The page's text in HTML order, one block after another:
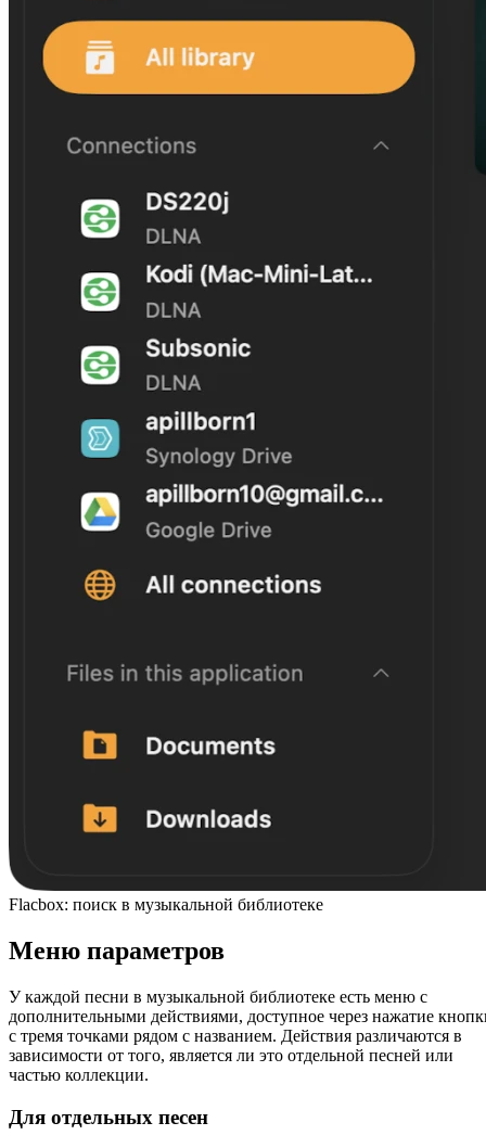
Flacbox: поиск в музыкальной библиотеке
Меню параметров
У каждой песни в музыкальной библиотеке есть меню с
дополнительными действиями, доступное через нажатие
с тремя точками рядом с названием. Действия различаются в
зависимости от того, является ли это отдельной песней или
частью коллекции.
Для отдельных песен